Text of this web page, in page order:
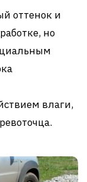
оттенок и
но
влаги,